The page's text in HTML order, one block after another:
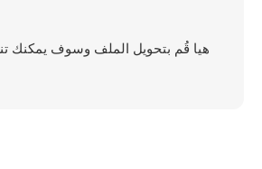
هيا قُم بتحويل الملف وسوف يمكنك